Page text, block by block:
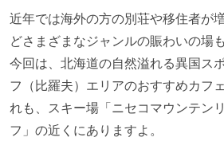
近年では海外の方の別荘や移住者が
どさまざまなジャンルの賑わいの場
今回は、北海道の自然溢れる異国ス
フ（比羅夫）エリアのおすすめカフ
れも、スキー場「ニセコマウンテン
フ」の近くにありますよ。